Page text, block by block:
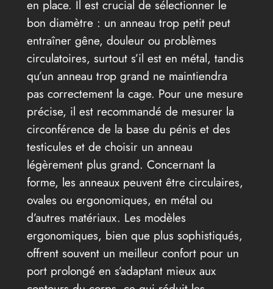
en place. Il est crucial de sélectionner le
bon diamètre : un anneau trop petit peut
entraîner gêne, douleur ou problèmes
circulatoires, surtout s’il est en métal, tandis
qu’un anneau trop grand ne maintiendra
pas correctement la cage. Pour une mesure
précise, il est recommandé de mesurer la
circonférence de la base du pénis et des
testicules et de choisir un anneau
légèrement plus grand. Concernant la
forme, les anneaux peuvent être circulaires,
ovales ou ergonomiques, en métal ou
d’autres matériaux. Les modèles
ergonomiques, bien que plus sophistiqués,
offrent souvent un meilleur confort pour un
port prolongé en s’adaptant mieux aux